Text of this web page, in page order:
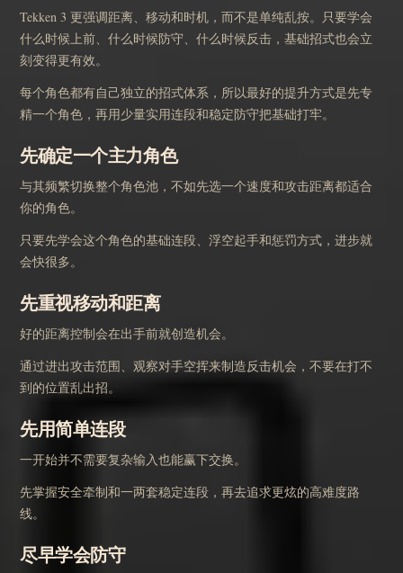
Tekken 3 更强调距离、移动和时机，而不是单纯乱按。只要学会
什么时候上前、什么时候防守、什么时候反击，基础招式也会立
刻变得更有效。
每个角色都有自己独立的招式体系，所以最好的提升方式是先专
精一个角色，再用少量实用连段和稳定防守把基础打牢。
先确定一个主力角色
与其频繁切换整个角色池，不如先选一个速度和攻击距离都适合
你的角色。
只要先学会这个角色的基础连段、浮空起手和惩罚方式，进步就
会快很多。
先重视移动和距离
好的距离控制会在出手前就创造机会。
通过进出攻击范围、观察对手空挥来制造反击机会，不要在打不
到的位置乱出招。
先用简单连段
一开始并不需要复杂输入也能赢下交换。
先掌握安全牵制和一两套稳定连段，再去追求更炫的高难度路
线。
尽早学会防守